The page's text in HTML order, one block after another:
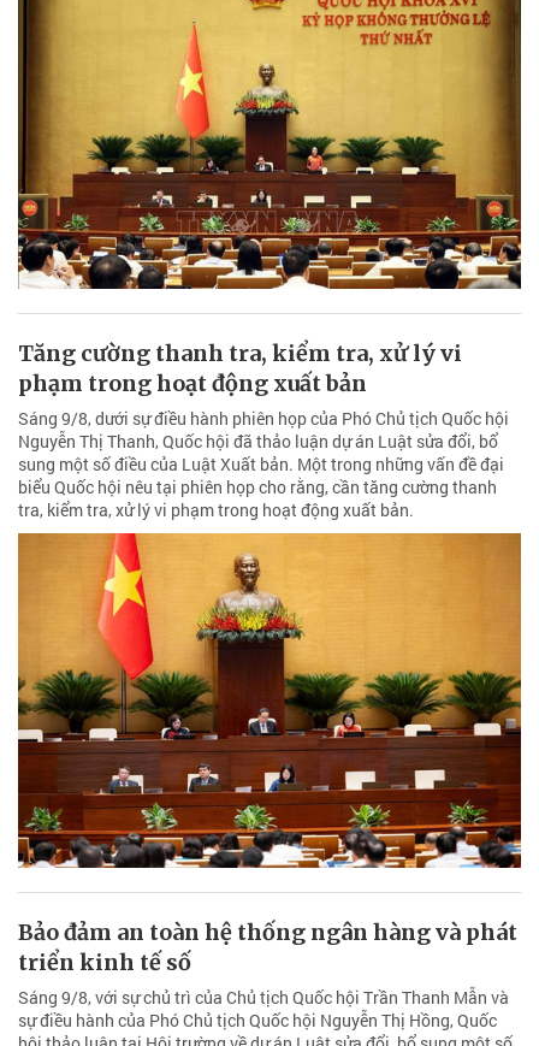
Tăng cường thanh tra, kiểm tra, xử lý vi
phạm trong hoạt động xuất bản
Sáng 9/8, dưới sự điều hành phiên họp của Phó Chủ tịch Quốc hội
Nguyễn Thị Thanh, Quốc hội đã thảo luận dự án Luật sửa đổi, bổ
sung một số điều của Luật Xuất bản. Một trong những vấn đề đại
biểu Quốc hội nêu tại phiên họp cho rằng, cần tăng cường thanh
tra, kiểm tra, xử lý vi phạm trong hoạt động xuất bản.
Bảo đảm an toàn hệ thống ngân hàng và phát
triển kinh tế số
Sáng 9/8, với sự chủ trì của Chủ tịch Quốc hội Trần Thanh Mẫn và
sự điều hành của Phó Chủ tịch Quốc hội Nguyễn Thị Hồng, Quốc